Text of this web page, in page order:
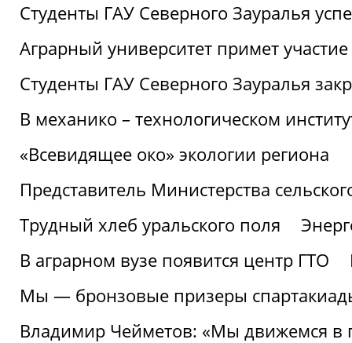
Студенты ГАУ Северного Зауралья
Аграрный университет примет
Студенты ГАУ Северного Зауралья
В механико – технологическом
«Всевидящее око» экологии региона
Представитель Министерства
Трудный хлеб уральского поля
В аграрном вузе появится центр ГТО
Мы — бронзовые призеры
Владимир Чейметов: «Мы движемся в